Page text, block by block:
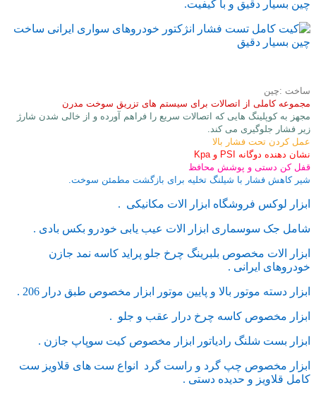
چین بسیار دقیق و با کيفيت.
ساخت :چین
مجموعه کاملی از اتصالات برای سیستم ­های تزریق سوخت مدرن
مجهز به کوپلینگ­ هایی که اتصالات سریع را فراهم آورده و از خالی شدن شارژ
زیر فشار جلوگیری می کند.
عمل کردن تحت فشار بالا
نشان دهنده دوگانه PSI و Kpa
قفل کن دستی و پوشش محافظ
شیر کاهش فشار با شیلنگ تخلیه برای بازگشت مطمئن سوخت.
ابزار لوکس فروشگاه ابزار الات مکانیکی .
شامل جک سوسماری ابزار الات عیب یابی خودرو بکس بادی .
ابزار الات مخصوص بلبرینگ چرخ جلو پراید کاسه نمد جازن
خودروهای ایرانی .
ابزار دسته موتور بالا و پایین موتور ابزار مخصوص طبق درار 206 .
ابزار مخصوص کاسه چرخ درار عقب و جلو .
ابزار بست شلنگ رادیاتور ابزار مخصوص کیت سوپاپ جازن .
ابزار مخصوص چپ گرد و راست گرد انواع ست های قلاویز ست
کامل قلاویز و حدیده دستی .